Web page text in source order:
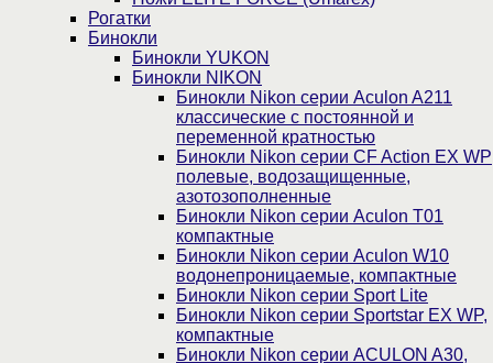
Рогатки
Бинокли
Бинокли YUKON
Бинокли NIKON
Бинокли Nikon серии Aculon A211
классические с постоянной и
переменной кратностью
Бинокли Nikon серии СF Action EX WP
полевые, водозащищенные,
азотозополненные
Бинокли Nikon серии Aculon T01
компактные
Бинокли Nikon серии Aculon W10
водонепроницаемые, компактные
Бинокли Nikon серии Sport Lite
Бинокли Nikon серии Sportstar EX WP,
компактные
Бинокли Nikon серии ACULON A30,